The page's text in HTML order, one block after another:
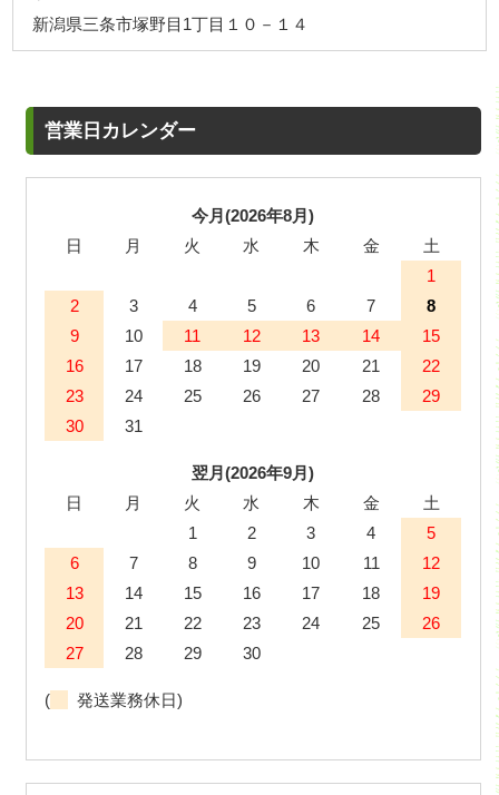
新潟県三条市塚野目1丁目１０－１４
営業日カレンダー
今月(2026年8月)
日
月 火 水 木 金
土
1
2
3 4 5 6 7
8
9
10 11 12 13 14
15
16
17 18 19 20 21
22
23
24 25 26 27 28
29
30
31
翌月(2026年9月)
日
月 火 水 木 金
土
1
2 3 4
5
6
7 8 9 10 11
12
13
14 15 16 17 18
19
20
21 22 23 24 25
26
27
28 29 30
( 発送業務休日)